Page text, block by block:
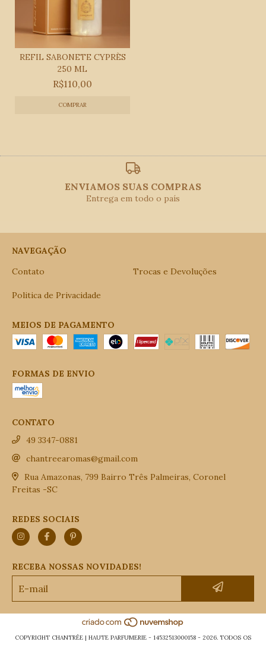
REFIL SABONETE CYPRÈS
250 ML
R$110,00
ENVIAMOS SUAS COMPRAS
Entrega em todo o país
NAVEGAÇÃO
Contato
Trocas e Devoluções
Politica de Privacidade
MEIOS DE PAGAMENTO
FORMAS DE ENVIO
CONTATO
49 3347-0881
chantreearomas@gmail.com
Rua Amazonas, 799 Bairro Três Palmeiras, Coronel
Freitas -SC
REDES SOCIAIS
RECEBA NOSSAS NOVIDADES!
COPYRIGHT CHANTRÊE | HAUTE PARFUMERIE - 14532513000158 - 2026. TODOS OS